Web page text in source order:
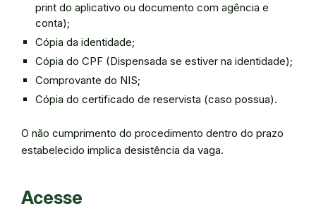
print do aplicativo ou documento com agência e
conta);
Cópia da identidade;
Cópia do CPF (Dispensada se estiver na identidade);
Comprovante do NIS;
Cópia do certificado de reservista (caso possua).
O não cumprimento do procedimento dentro do prazo
estabelecido implica desistência da vaga.
Acesse